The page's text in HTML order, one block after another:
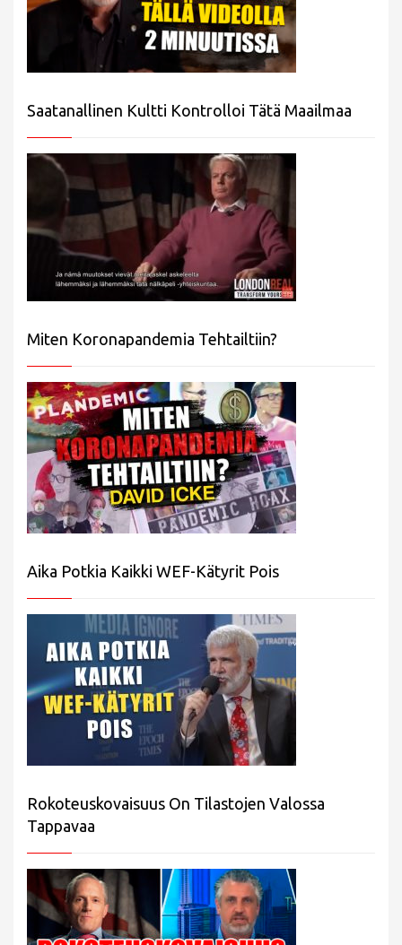
Saatanallinen Kultti Kontrolloi Tätä Maailmaa
Miten Koronapandemia Tehtailtiin?
Aika Potkia Kaikki WEF-Kätyrit Pois
Rokoteuskovaisuus On Tilastojen Valossa
Tappavaa